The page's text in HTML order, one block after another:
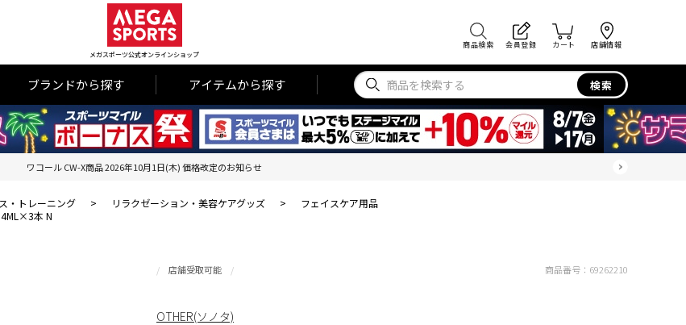
メガスポーツ公式オンラインショップ
商品検索 会員登録 カート 店舗情報
ブランドから探す アイテムから探す 検索
ワコール CW-X商品 2026年10月1日(木) 価格改定のお知らせ
・トレーニング > リラクゼーション・美容ケアグッズ >
フェイスケア用品
本 N
店舗受取可能 商品番号： 69262210
OTHER(ソノタ)